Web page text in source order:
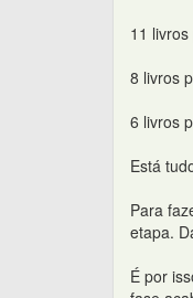
11
8 livros
6 livros
Está
Para
etapa.
É por